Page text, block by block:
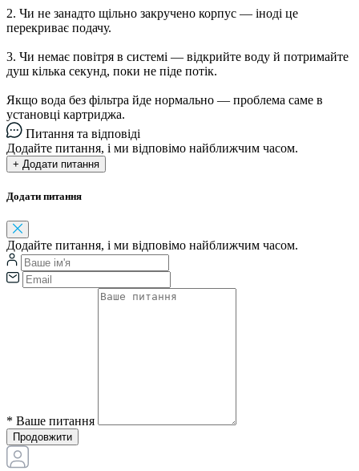
2. Чи не занадто щільно закручено корпус — іноді це
перекриває подачу.
3. Чи немає повітря в системі — відкрийте воду й потримайте
душ кілька секунд, поки не піде потік.
Якщо вода без фільтра йде нормально — проблема саме в
установці картриджа.
Питання та відповіді
Додайте питання, і ми відповімо найближчим часом.
+ Додати питання
Додати питання
Додайте питання, і ми відповімо найближчим часом.
* Ваше питання
Продовжити